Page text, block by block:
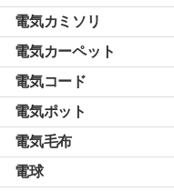
電気カミソリ
電気カーペット
電気コード
電気ポット
電気毛布
電球